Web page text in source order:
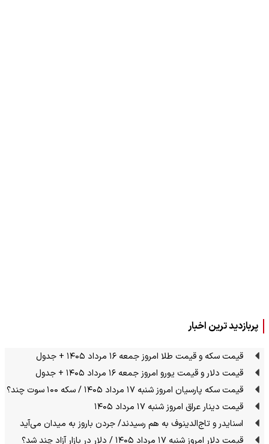
پربازدید ترین اخبار
قیمت سکه و قیمت طلا امروز جمعه ۱۶ مرداد ۱۴۰۵ + جدول
قیمت دلار و قیمت یورو امروز جمعه ۱۶ مرداد ۱۴۰۵ + جدول
قیمت سکه پارسیان امروز شنبه ۱۷ مرداد ۱۴۰۵ / سکه ۱۰۰ سوت چند؟
قیمت دینار عراق امروز شنبه ۱۷ مرداد ۱۴۰۵
اسنایدر و تاج‌الدینوف به هم رسیدند/ جردن باروز به میدان می‌آید
قیمت دلار امروز شنبه ۱۷ مرداد ۱۴۰۵ / دلار در بازار آزاد چند شد؟